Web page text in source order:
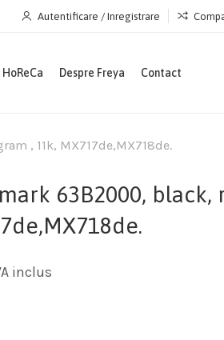
Autentificare / Inregistrare
Despre Freya Contact
, 11k, MX717de,MX718de.
63B2000, black,
inclus